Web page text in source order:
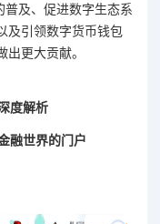
普及、促进数字生态系
及引领数字货币钱包
更大贡献。
度解析
融世界的门户